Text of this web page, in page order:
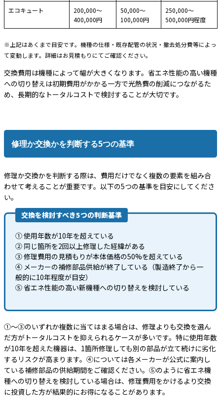
エコキュート
200,000〜
400,000円
50,000〜
100,000円
250,000〜
500,000円程度
※上記はあくまで目安です。機種の仕様・既存配管の状況・撤去処分費等によっ
て変動します。詳細はお見積もりにてご確認ください。
交換費用は機種によって幅が大きくなります。省エネ性能の高い機種
への切り替えは初期費用がかかる一方で光熱費の削減につながるた
め、長期的なトータルコストで検討することが大切です。
修理か交換かを判断する5つの基準
修理か交換かを判断する際は、費用だけでなく複数の要素を組み合
わせて考えることが重要です。以下の5つの基準を目安にしてくださ
い。
交換を検討すべき5つの判断基準
① 使用年数が10年を超えている
② 同じ箇所を2回以上修理した経緯がある
③ 修理費用の見積もりが本体価格の50%を超えている
④ メーカーの補修部品供給が終了している（製造終了から一
般的に10年程度が目安）
⑤ 省エネ性能の高い新機種への切り替えを検討している
①〜③のいずれか複数に当てはまる場合は、修理よりも交換を選ん
だ方がトータルコストを抑えられるケースが多いです。特に使用年数
が10年を超えた機器は、1箇所修理しても別の部品が立て続けに劣化
するリスクが高まります。④については各メーカーが公式に案内し
ている補修部品の供給期間をご確認ください。⑤のように省エネ機
種への切り替えを検討している場合は、修理費用をかけるより交換
に投資した方が結果的にお得になることがあります。